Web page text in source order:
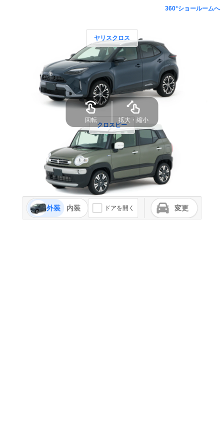
360°ショールームへ
ヤリスクロス
クロスビー
外装 内装 ドアを開く 変更
回転 拡大・縮小